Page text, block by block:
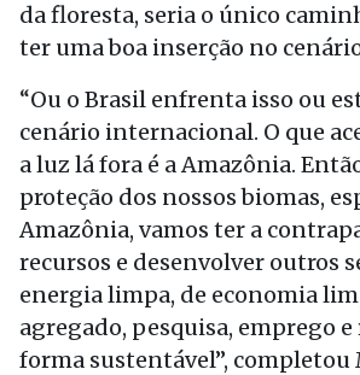
da floresta, seria o único
ter uma boa inserção no
“Ou o Brasil enfrenta isso ou
cenário internacional. O que
a luz lá fora é a Amazônia.
proteção dos nossos biomas,
Amazônia, vamos ter a
recursos e desenvolver outros
energia limpa, de economia
agregado, pesquisa, emprego e
forma sustentável”, completou